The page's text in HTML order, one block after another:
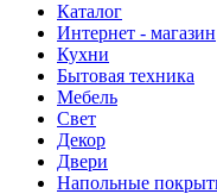
Каталог
Интернет - магазин
Кухни
Бытовая техника
Мебель
Свет
Декор
Двери
Напольные